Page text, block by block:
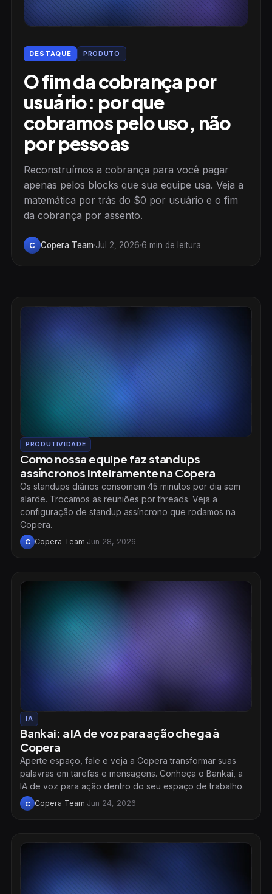
DESTAQUE PRODUTO
O fim da cobrança por
usuário: por que
cobramos pelo uso, não
por pessoas
Reconstruímos a cobrança para você pagar
apenas pelos blocks que sua equipe usa. Veja a
matemática por trás do $0 por usuário e o fim
da cobrança por assento.
C Copera Team·Jul 2, 2026·6 min de leitura
PRODUTIVIDADE
Como nossa equipe faz standups
assíncronos inteiramente na Copera
Os standups diários consomem 45 minutos por dia sem
alarde. Trocamos as reuniões por threads. Veja a
configuração de standup assíncrono que rodamos na
Copera.
C Copera Team·Jun 28, 2026
IA
Bankai: a IA de voz para ação chega à
Copera
Aperte espaço, fale e veja a Copera transformar suas
palavras em tarefas e mensagens. Conheça o Bankai, a
IA de voz para ação dentro do seu espaço de trabalho.
C Copera Team·Jun 24, 2026